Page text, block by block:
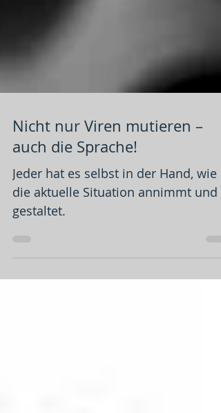
Nicht nur Viren mutieren –
auch die Sprache!
Jeder hat es selbst in der Hand, wie
die aktuelle Situation annimmt und